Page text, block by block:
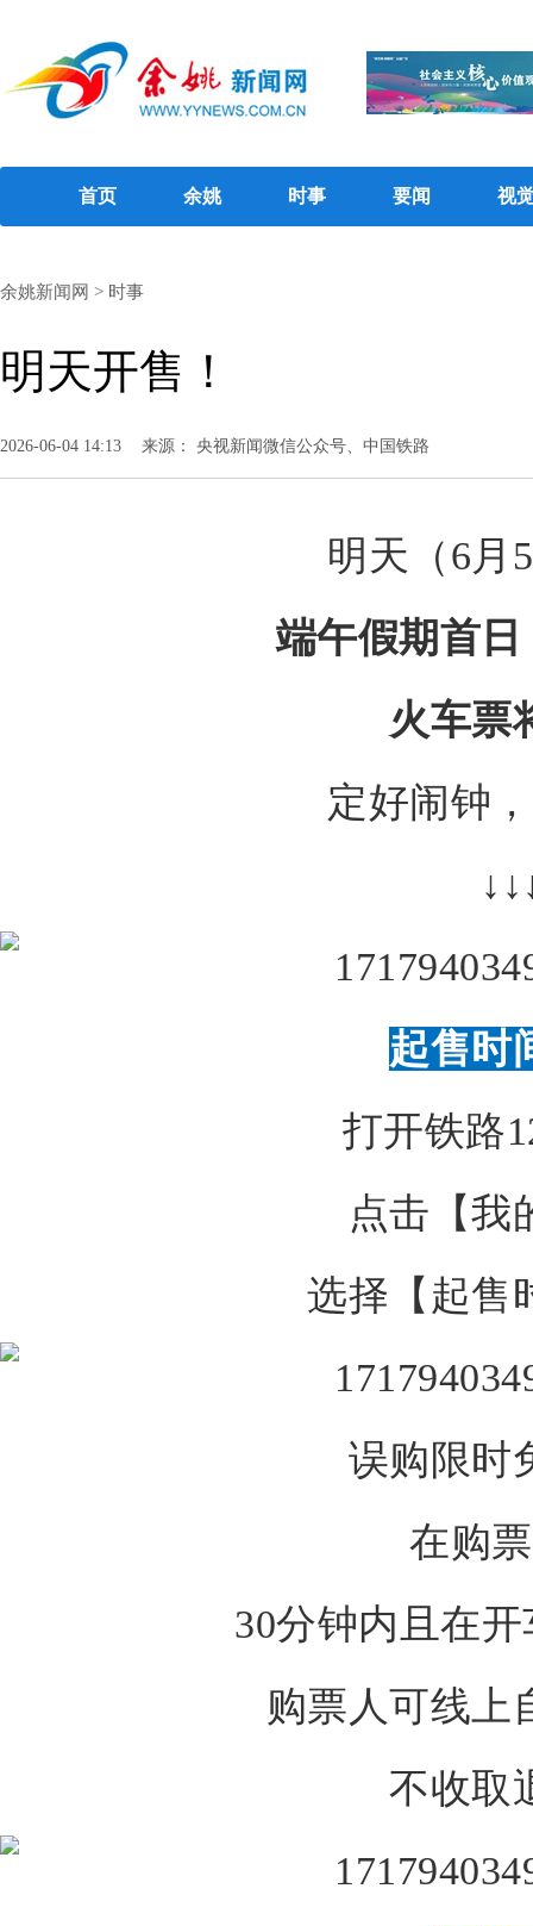
首页 余姚 时事 要闻 视
余姚新闻网 > 时事
明天开售！
2026-06-04 14:13 来源： 央视新闻微信公众号、中国铁路
明天（6月
端午假期首日
火车票
定好闹钟
↓
起售时
打开铁路
点击 【我
选择 【起
误购限时
在购
30分钟内且在
购票人可线上
不收取